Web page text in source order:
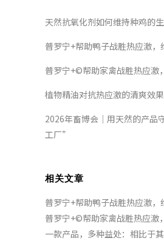
天然抗氧化剂如何维持种鸡的生
普罗宁+帮助鸭子战胜热应激，
普罗宁+©帮助家禽战胜热应激
植物精油对抗热应激的清爽效果
2026年畜博会｜用天然的产品
工厂”
相关文章
普罗宁+帮助鸭子战胜热应激，
普罗宁+©帮助家禽战胜热应激
一款产品，多种益处：相比于其